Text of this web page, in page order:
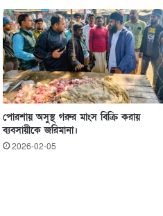
পোরশায় অসুস্থ গরুর মাংস বিক্রি করায়
ব্যবসায়ীকে জরিমানা।
2026-02-05